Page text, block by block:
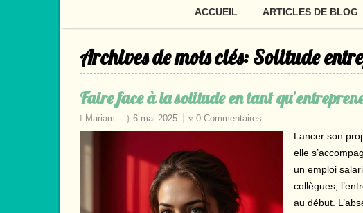
ACCUEIL ARTICLES DE BLOG
Archives de mots clés:Solitude
Faire face à la solitude en tant
Mariam 6 mai 2025 0 Commentaires
Lancer son
elle
un emploi
collègues,
au début.